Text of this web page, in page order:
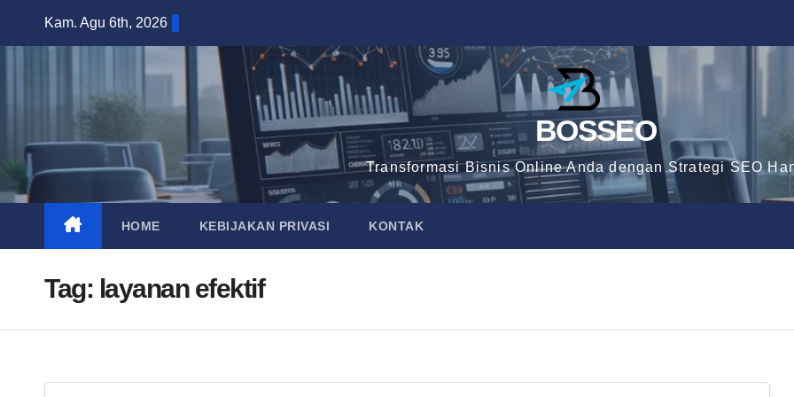
Kam. Agu 6th, 2026
BOSSEO
Transformasi Bisnis Online Anda dengan Strategi SEO
HOME KEBIJAKAN PRIVASI KONTAK
Tag: layanan efektif